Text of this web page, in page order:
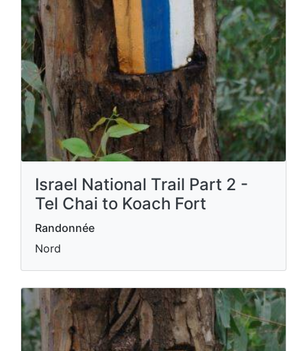
Israel National Trail Part 2 -
Tel Chai to Koach Fort
Randonnée
Nord